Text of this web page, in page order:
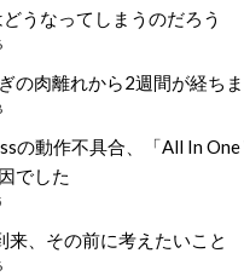
うなってしまうのだろう
の肉離れから2週間が経ち
の動作不具合、「All In
でした
来、その前に考えたいこと